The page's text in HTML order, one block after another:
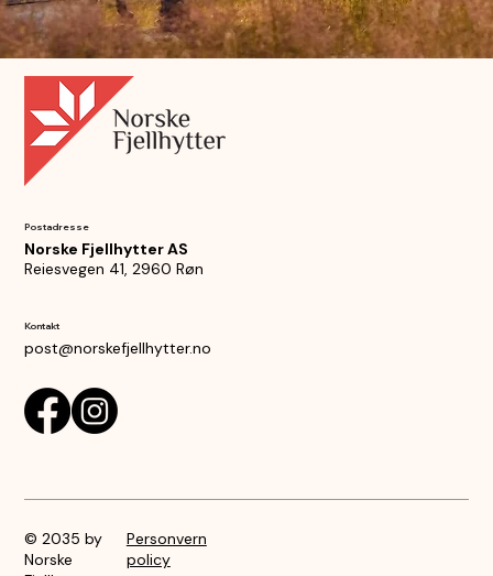
Postadresse
Norske Fjellhytter AS
Reiesvegen 41, 2960 Røn
post@norskefjellhytter.no
Kontakt
© 2035 by
Norske
Personvern
policy